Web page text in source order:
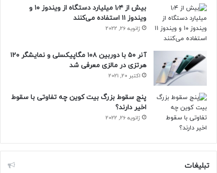
بیش از ۱٫۴ میلیارد دستگاه از ویندوز ۱۰ و
ویندوز ۱۱ استفاده می‌کنند
ژانویه 26, 2022
آنر ۵۰ با دوربین ۱۰۸ مگاپیکسلی و نمایشگر ۱۲۰
هرتزی در مالزی معرفی شد
اکتبر 20, 2021
پنج سقوط بزرگ بیت کوین چه تفاوتی با سقوط
اخیر دارند؟
ژانویه 26, 2022
تبلیغات